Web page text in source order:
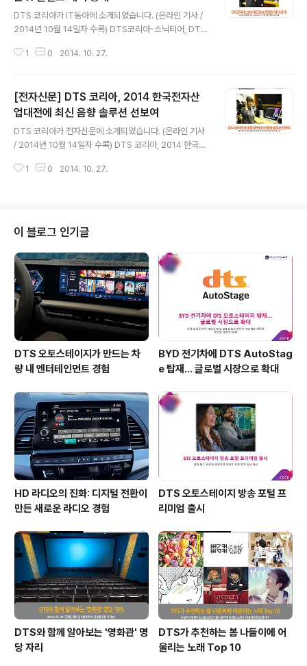
DTS 코리아가 IT동아에 소개되었습니다. (온라인 기사 /
2014년 10월 14일자 수록) DTS코리아-소닉티어, DTS
의 한국전자전 참가 관련한 지난 기사가 다음과 같이 게재
티어(대표 박승민)가 2014 한국전자전(KES 2014) 개막
날인 14일 기술 협력을 위한 파트너십을 체결했다고 전했
다. 이어 두 기업은 국내 미디어 콘텐츠로는 최초로 DTS
Headphone:X(이하 DTS 헤드폰:X)를 적용한 뮤직비디
오와 영화 트레일러를 공개했다. DTS코리아는 한국전자
전에 10개 부스 규모로 참가해 메인 상영관과 태블릿, 게이
1 0 2014. 10. 27.
[전자신문] DTS 코리아, 2014 한국전자산
업대전에 최신 음향 솔루션 선보여
DTS 코리아가 전자신문에 소개되었습니다. (온라인 기사
/ 2014년 10월 14일자 수록) DTS 코리아, 2014 한국전
니다. DTS의 한국전자전 참가 관련한 지난 기사가 다음과
15일 밝혔다. 오는 17일까지 경기도 고양시 킨텍스에서 진
행되는 이번 전시회에 DTS 코리아는 최신 음향 솔루션인
‘DTS 헤드폰:X’와 다차원 오디오 ‘MDA’ 기술 등을 시연
한다. DTS 부스에는 극장식 메인 상영관과 함께 태블릿,
게이밍 헤드셋 등이 설치돼 최신 서라운드 사운드 솔루션
2가지를..
1 0 2014. 10. 27.
이 블로그 인기글
DTS 오토스테이지가 만드는 차
량 내 엔터테인먼트 경험
BYD 전기차에 DTS AutoStag
e 탑재… 글로벌 시장으로 확대
HD 라디오의 진화: 디지털 전환이
만든 새로운 라디오 경험
DTS 오토스테이지 방송 포털 프
리미엄 출시
DTS와 함께 알아보는 '영화관' 명
당 자리
DTS가 추천하는 봄 나들이에 어
울리는 노래 Top 10